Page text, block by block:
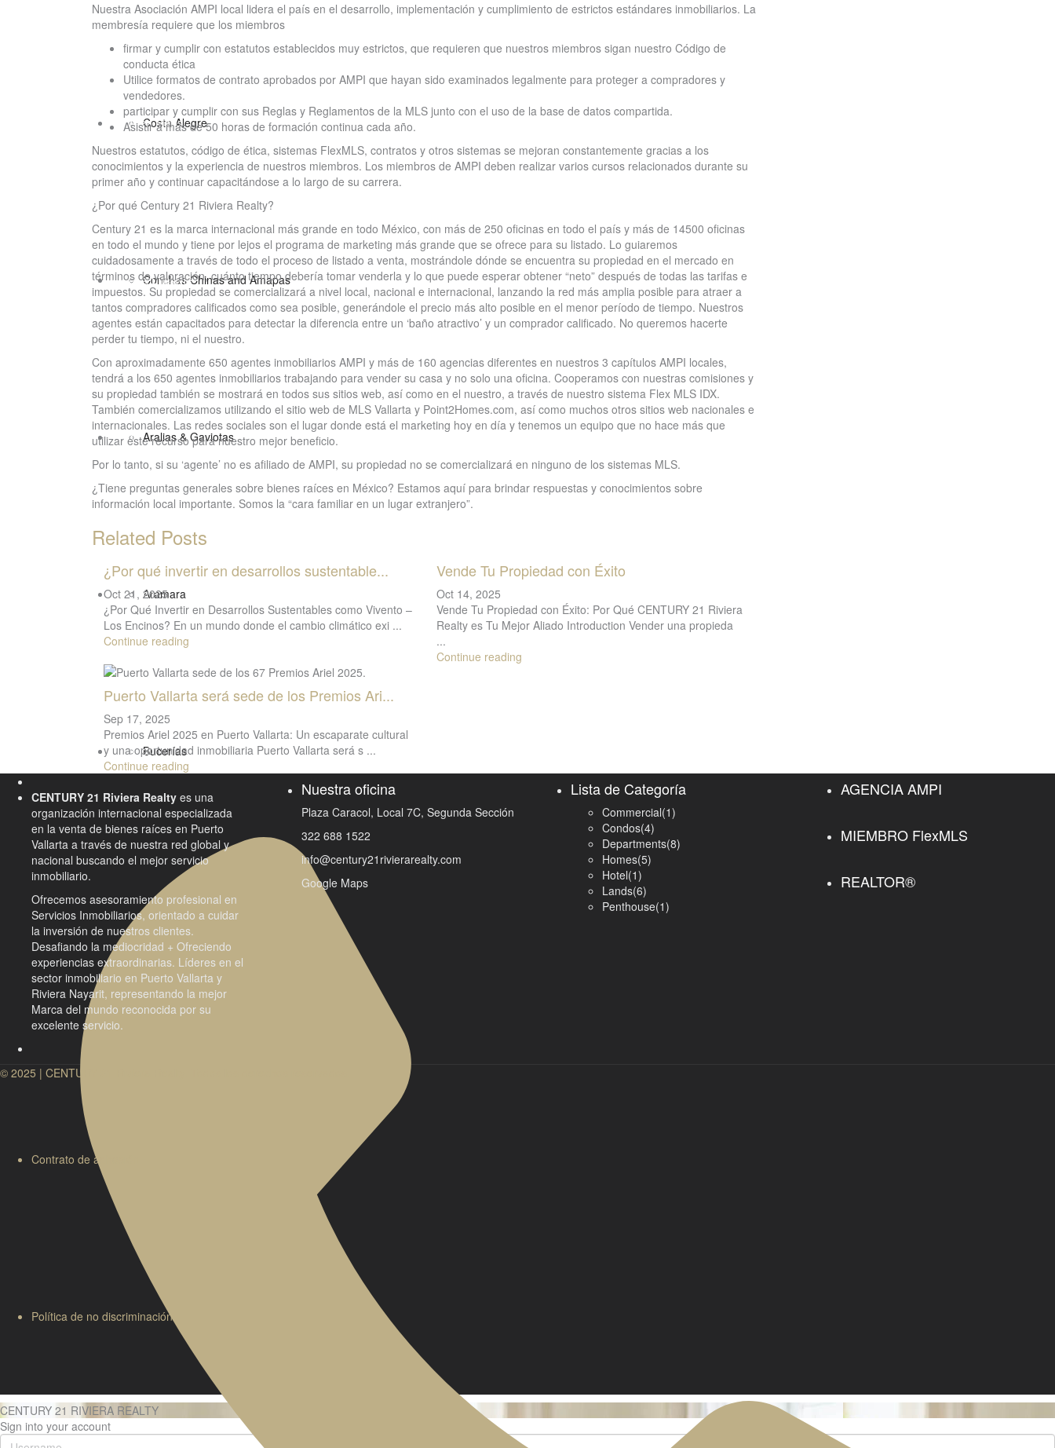
Costa Alegre
Conchas Chinas and Amapas
Aralias & Gaviotas
Aramara
Bucerías
PV Area Maps
Vallarta Lifestyle
Blog
Our team
Contact
Nuestra Asociación AMPI local lidera el país en el desarrollo, implementación y cumplimiento de estrictos estándares inmobiliarios. La
membresía requiere que los miembros
firmar y cumplir con estatutos establecidos muy estrictos, que requieren que nuestros miembros sigan nuestro Código de
conducta ética
Utilice formatos de contrato aprobados por AMPI que hayan sido examinados legalmente para proteger a compradores y
vendedores.
participar y cumplir con sus Reglas y Reglamentos de la MLS junto con el uso de la base de datos compartida.
Asistir a más de 50 horas de formación continua cada año.
Nuestros estatutos, código de ética, sistemas FlexMLS, contratos y otros sistemas se mejoran constantemente gracias a los
conocimientos y la experiencia de nuestros miembros. Los miembros de AMPI deben realizar varios cursos relacionados durante su
primer año y continuar capacitándose a lo largo de su carrera.
¿Por qué Century 21 Riviera Realty?
Century 21 es la marca internacional más grande en todo México, con más de 250 oficinas en todo el país y más de 14500 oficinas
en todo el mundo y tiene por lejos el programa de marketing más grande que se ofrece para su listado. Lo guiaremos
cuidadosamente a través de todo el proceso de listado a venta, mostrándole dónde se encuentra su propiedad en el mercado en
términos de valoración, cuánto tiempo debería tomar venderla y lo que puede esperar obtener “neto” después de todas las tarifas e
impuestos. Su propiedad se comercializará a nivel local, nacional e internacional, lanzando la red más amplia posible para atraer a
tantos compradores calificados como sea posible, generándole el precio más alto posible en el menor período de tiempo. Nuestros
agentes están capacitados para detectar la diferencia entre un ‘baño atractivo’ y un comprador calificado. No queremos hacerte
perder tu tiempo, ni el nuestro.
Con aproximadamente 650 agentes inmobiliarios AMPI y más de 160 agencias diferentes en nuestros 3 capítulos AMPI locales,
tendrá a los 650 agentes inmobiliarios trabajando para vender su casa y no solo una oficina. Cooperamos con nuestras comisiones y
su propiedad también se mostrará en todos sus sitios web, así como en el nuestro, a través de nuestro sistema Flex MLS IDX.
También comercializamos utilizando el sitio web de MLS Vallarta y Point2Homes.com, así como muchos otros sitios web nacionales e
internacionales. Las redes sociales son el lugar donde está el marketing hoy en día y tenemos un equipo que no hace más que
utilizar este recurso para nuestro mejor beneficio.
Por lo tanto, si su ‘agente’ no es afiliado de AMPI, su propiedad no se comercializará en ninguno de los sistemas MLS.
¿Tiene preguntas generales sobre bienes raíces en México? Estamos aquí para brindar respuestas y conocimientos sobre
información local importante. Somos la “cara familiar en un lugar extranjero”.
Related Posts
¿Por qué invertir en desarrollos sustentable...
Oct 21, 2025
¿Por Qué Invertir en Desarrollos Sustentables como Vivento –
Los Encinos? En un mundo donde el cambio climático exi ...
Continue reading
Vende Tu Propiedad con Éxito
Oct 14, 2025
Vende Tu Propiedad con Éxito: Por Qué CENTURY 21 Riviera
Realty es Tu Mejor Aliado Introduction Vender una propieda
...
Continue reading
Puerto Vallarta será sede de los Premios Ari...
Sep 17, 2025
Premios Ariel 2025 en Puerto Vallarta: Un escaparate cultural
y una oportunidad inmobiliaria Puerto Vallarta será s ...
Continue reading
CENTURY 21 Riviera Realty es una
organización internacional especializada
en la venta de bienes raíces en Puerto
Vallarta a través de nuestra red global y
nacional buscando el mejor servicio
inmobiliario.
Ofrecemos asesoramiento profesional en
Servicios Inmobiliarios, orientado a cuidar
la inversión de nuestros clientes.
Desafiando la mediocridad + Ofreciendo
experiencias extraordinarias. Líderes en el
sector inmobiliario en Puerto Vallarta y
Riviera Nayarit, representando la mejor
Marca del mundo reconocida por su
excelente servicio.
Nuestra oficina
Plaza Caracol, Local 7C, Segunda Sección
322 688 1522
info@century21rivierarealty.com
Google Maps
Lista de Categoría
Commercial(1)
Condos(4)
Departments(8)
Homes(5)
Hotel(1)
Lands(6)
Penthouse(1)
AGENCIA AMPI
MIEMBRO FlexMLS
REALTOR®
© 2025 | CENTURY 21 Riviera Realty. Todos los derechos reservados.
Contrato de adhesión
Política de no discriminación
CENTURY 21 RIVIERA REALTY
Sign into your account